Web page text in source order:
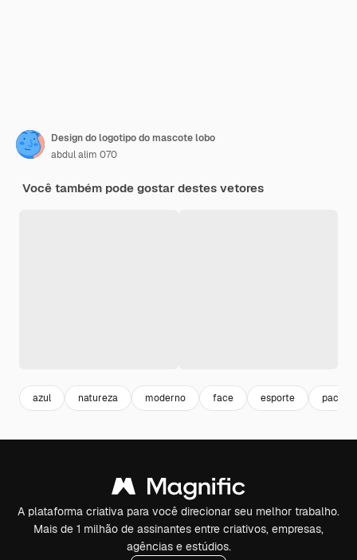
Design do logotipo do mascote lobo
abdul alim 070
Você também pode gostar destes vetores
azul natureza moderno face esporte pacote
A plataforma criativa para você direcionar seu melhor trabalho.
Mais de 1 milhão de assinantes entre criativos, empresas,
agências e estúdios.